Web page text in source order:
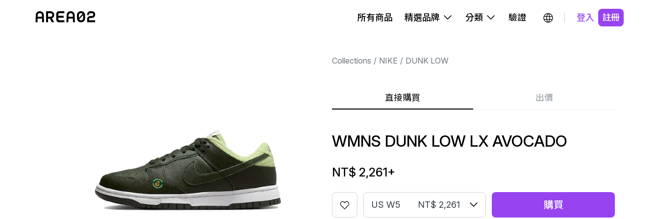
所有商品 精選品牌 分類 驗證 登入 註冊
Collections NIKE DUNK LOW
直接購買 出價
WMNS DUNK LOW LX AVOCADO
NT$ 2,261+
US W5 NT$ 2,261 購買